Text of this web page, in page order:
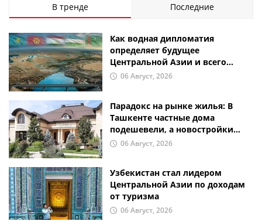
В тренде Последние
Как водная дипломатия
определяет будущее
Центральной Азии и всего
мира?
06 Август, 2026
Парадокс на рынке жилья: В
Ташкенте частные дома
подешевели, а новостройки
продолжают дорожать
06 Август, 2026
Узбекистан стал лидером
Центральной Азии по доходам
от туризма
06 Август, 2026